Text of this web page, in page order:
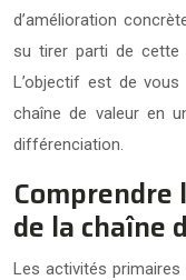
d’amélioration
su tirer parti de cette
L’objectif est de
chaîne de valeur en
différenciation.
de la chaîne
Les activités